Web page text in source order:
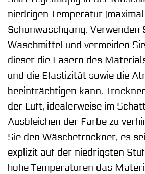
niedrigen Temperatur
Schonwaschgang. Verwenden
Waschmittel und vermeiden
dieser die Fasern des
und die Elastizität sowie die
beeinträchtigen kann.
der Luft, idealerweise im
Ausbleichen der Farbe zu
Sie den Wäschetrockner, es
explizit auf der niedrigsten
hohe Temperaturen das